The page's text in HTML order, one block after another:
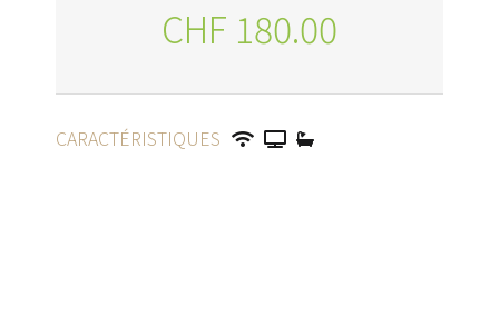
CHF 180.00
CARACTÉRISTIQUES